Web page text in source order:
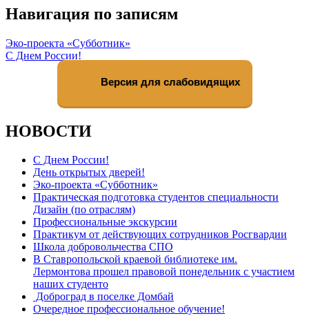
Навигация по записям
Эко-проекта «Субботник»
С Днем России!
Версия для слабовидящих
НОВОСТИ
С Днем России!
День открытых дверей!
Эко-проекта «Субботник»
Практическая подготовка студентов специальности
Дизайн (по отраслям)
Профессиональные экскурсии
Практикум от действующих сотрудников Росгвардии
Школа добровольчества СПО
В Ставропольской краевой библиотеке им.
Лермонтова прошел правовой понедельник с участием
наших студенто
Доброград в поселке Домбай
Очередное профессиональное обучение!